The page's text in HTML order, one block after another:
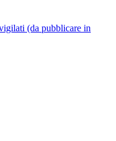
(da pubblicare in